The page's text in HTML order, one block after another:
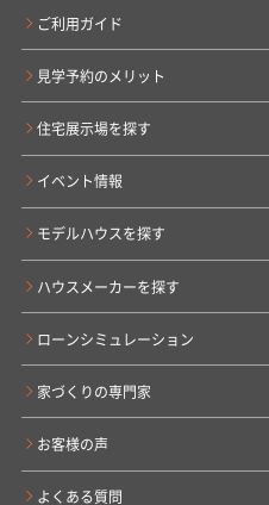
ご利用ガイド
見学予約のメリット
住宅展示場を探す
イベント情報
モデルハウスを探す
ハウスメーカーを探す
ローンシミュレーション
家づくりの専門家
お客様の声
よくある質問